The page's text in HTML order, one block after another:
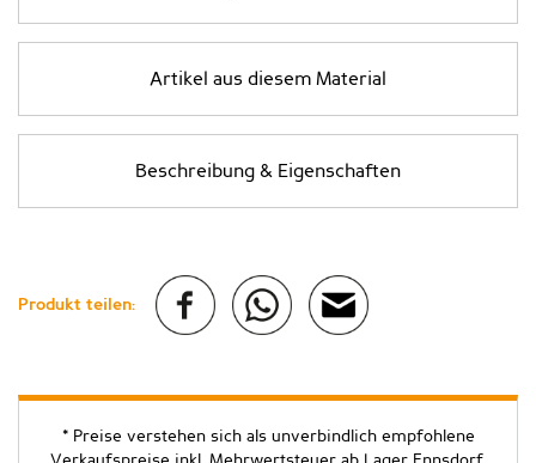
Artikel aus diesem Material
Beschreibung & Eigenschaften
Produkt teilen:
* Preise verstehen sich als unverbindlich empfohlene